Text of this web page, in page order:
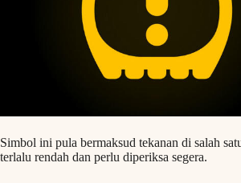
Simbol ini pula bermaksud tekanan di salah
terlalu rendah dan perlu diperiksa segera.